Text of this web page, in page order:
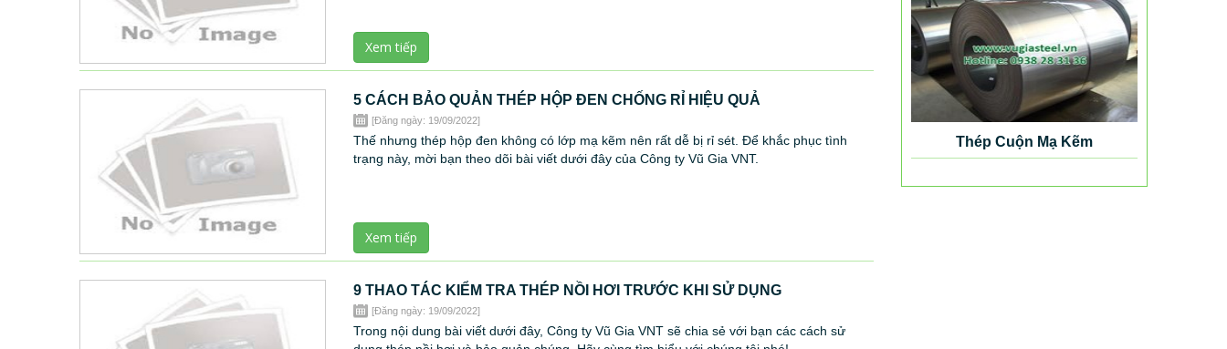
Xem tiếp
5 CÁCH BẢO QUẢN THÉP HỘP ĐEN CHỐNG RỈ HIỆU QUẢ
[Đăng ngày: 19/09/2022]
Thế nhưng thép hộp đen không có lớp mạ kẽm nên rất dễ bị rỉ sét. Để khắc phục tình
trạng này, mời bạn theo dõi bài viết dưới đây của Công ty Vũ Gia VNT.
Xem tiếp
9 THAO TÁC KIỂM TRA THÉP NỒI HƠI TRƯỚC KHI SỬ DỤNG
[Đăng ngày: 19/09/2022]
Trong nội dung bài viết dưới đây, Công ty Vũ Gia VNT sẽ chia sẻ với bạn các cách sử
Thép Cuộn Mạ Kẽm